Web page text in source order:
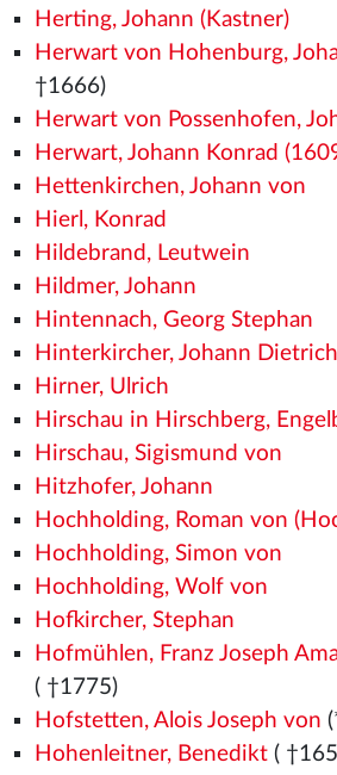
Herting, Johann (Kastner)
Herwart von Hohenburg,
†1666)
Herwart von Possenhofen,
Herwart, Johann Konrad
Hettenkirchen, Johann von
Hierl, Konrad
Hildebrand, Leutwein
Hildmer, Johann
Hintennach, Georg Stephan
Hinterkircher, Johann Dietrich
Hirner, Ulrich
Hirschau in Hirschberg,
Hirschau, Sigismund von
Hitzhofer, Johann
Hochholding, Roman von
Hochholding, Simon von
Hochholding, Wolf von
Hofkircher, Stephan
Hofmühlen, Franz Joseph
( †1775)
Hofstetten, Alois Joseph von
Hohenleitner, Benedikt(